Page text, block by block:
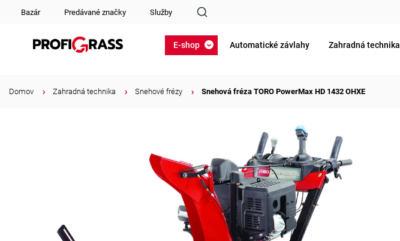
Bazár Predávané značky Služby
E-shop Automatické závlahy Zahradná technika
Domov Zahradná technika Snehové frézy Snehová fréza TORO PowerMax HD 1432 OHXE